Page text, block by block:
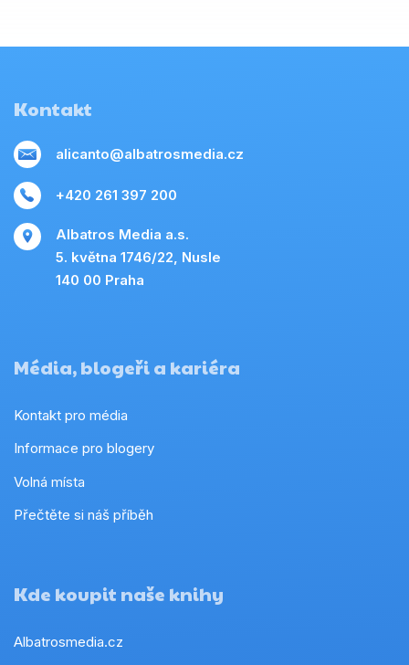
Kontakt
alicanto@albatrosmedia.cz
+420 261 397 200
Albatros Media a.s.
5. května 1746/22, Nusle
140 00 Praha
Média, blogeři a kariéra
Kontakt pro média
Informace pro blogery
Volná místa
Přečtěte si náš příběh
Kde koupit naše knihy
Albatrosmedia.cz